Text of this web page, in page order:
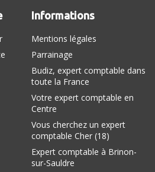
Informations
Mentions légales
Parrainage
Budiz, expert comptable dans
toute la France
Votre expert comptable en
Centre
Vous cherchez un expert
comptable Cher (18)
Expert comptable à Brinon-
sur-Sauldre